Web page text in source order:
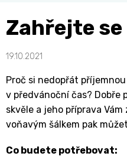
Zahřejte
19.10.2021
Proč si nedopřát
v předvánoční čas? Dobře
skvěle a jeho příprava
voňavým šálkem pak
Co budete potřebovat: